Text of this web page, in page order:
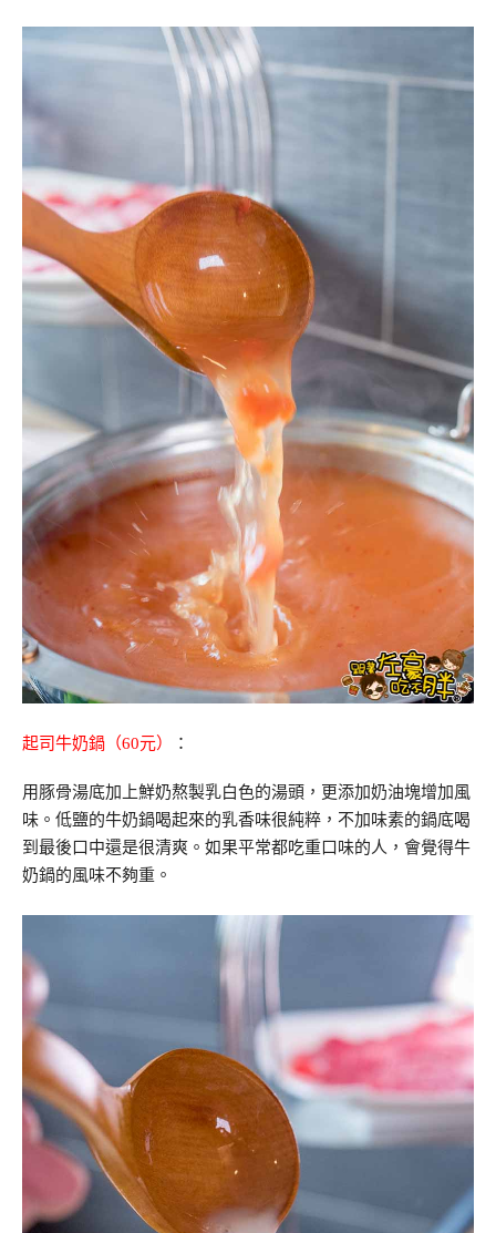
起司牛奶鍋（60元） ：
用豚骨湯底加上鮮奶熬製乳白色的湯頭，更添加奶油塊增加風
味。低鹽的牛奶鍋喝起來的乳香味很純粹，不加味素的鍋底喝
到最後口中還是很清爽。如果平常都吃重口味的人，會覺得牛
奶鍋的風味不夠重。